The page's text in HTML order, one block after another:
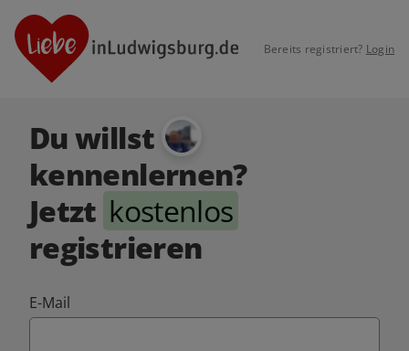
Bereits registriert? Login
Du willst
kennenlernen?
Jetzt kostenlos
registrieren
E-Mail